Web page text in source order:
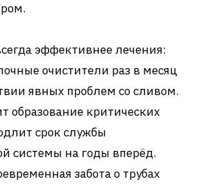
эффективнее лечения:
очистители раз в месяц
явных проблем со сливом.
образование критических
срок службы
системы на годы вперёд.
забота о трубах